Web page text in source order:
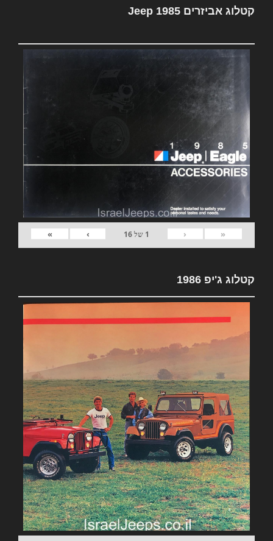
קטלוג אביזרים Jeep 1985
«
‹
1 של16
›
»
קטלוג ג'יפ 1986